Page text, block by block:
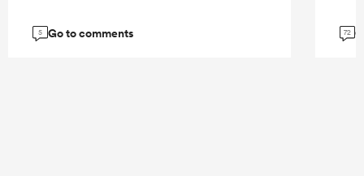
5 Go to comments 72